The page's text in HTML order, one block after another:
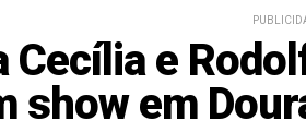
Cecília e
show em